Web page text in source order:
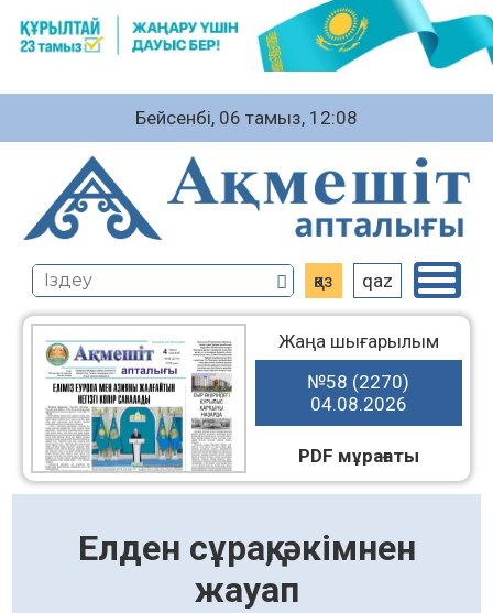
Бейсенбі, 06 тамыз, 12:08
қаз qaz
Жаңа шығарылым
№58 (2270)
04.08.2026
PDF мұрағаты
Елден сұрақ, әкімнен
жауап